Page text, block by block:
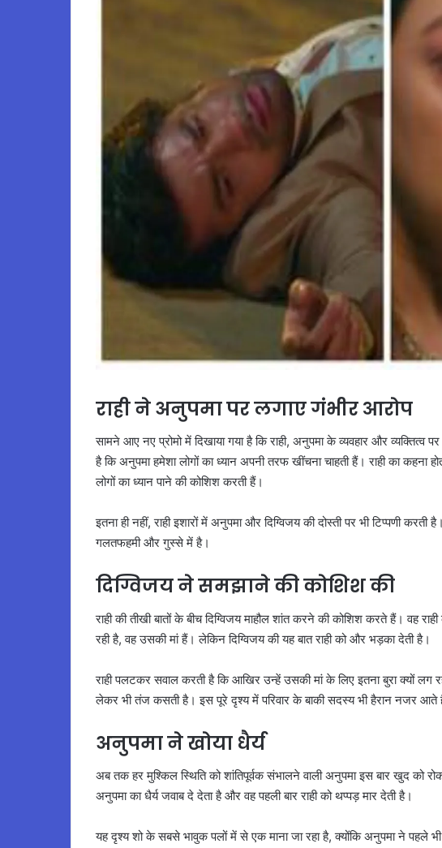
राही ने अनुपमा पर लगाए गंभीर आरोप
सामने आए नए प्रोमो में दिखाया गया है कि राही, अनुपमा के व्यवहार और व्यक्तित्व
है कि अनुपमा हमेशा लोगों का ध्यान अपनी तरफ खींचना चाहती हैं। राही का कहना
लोगों का ध्यान पाने की कोशिश करती हैं।
इतना ही नहीं, राही इशारों में अनुपमा और दिग्विजय की दोस्ती पर भी टिप्पणी
गलतफहमी और गुस्से में है।
दिग्विजय ने समझाने की कोशिश की
राही की तीखी बातों के बीच दिग्विजय माहौल शांत करने की कोशिश करते हैं। वह
रही है, वह उसकी मां हैं। लेकिन दिग्विजय की यह बात राही को और भड़का देती है।
राही पलटकर सवाल करती है कि आखिर उन्हें उसकी मां के लिए इतना बुरा क्यों लग
लेकर भी तंज कसती है। इस पूरे दृश्य में परिवार के बाकी सदस्य भी हैरान नजर आते
अनुपमा ने खोया धैर्य
अब तक हर मुश्किल स्थिति को शांतिपूर्वक संभालने वाली अनुपमा इस बार खुद को
अनुपमा का धैर्य जवाब दे देता है और वह पहली बार राही को थप्पड़ मार देती है।
यह दृश्य शो के सबसे भावुक पलों में से एक माना जा रहा है, क्योंकि अनुपमा ने पहले